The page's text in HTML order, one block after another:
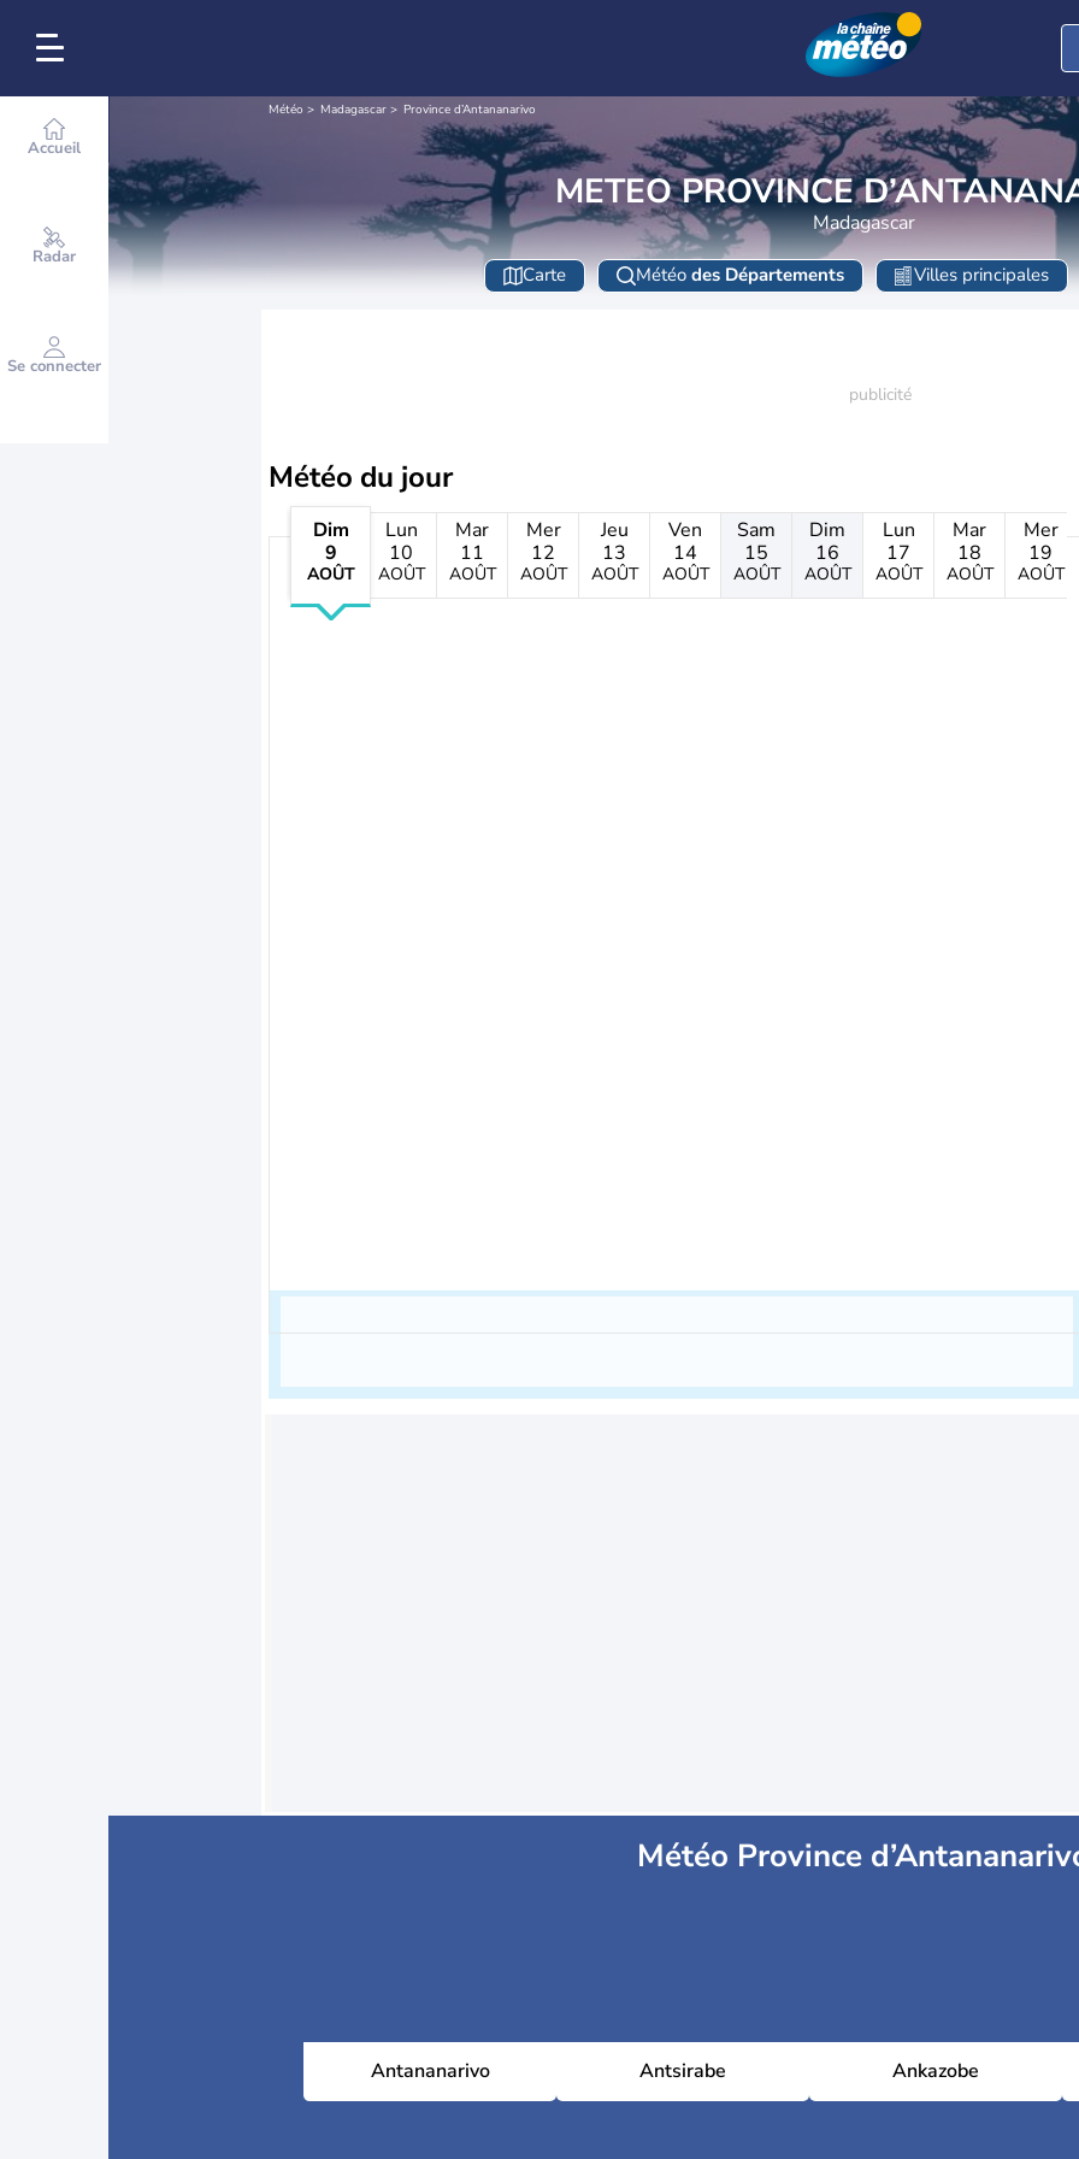
Accueil
Radar
Se connecter
Météo Madagascar Province d’Antananarivo
METEO PROVINCE
Madagascar
Carte Météo des Départements Villes principales
Météo du jour
Dim
9
AOÛT
Lun
10
AOÛT
Mar
11
AOÛT
Mer
12
AOÛT
Jeu
13
AOÛT
Ven
14
AOÛT
Sam
15
AOÛT
Dim
16
AOÛT
Lun
17
AOÛT
Mar
18
AOÛT
Mer
19
AOÛT
Météo Province
Antananarivo Antsirabe Ankazobe